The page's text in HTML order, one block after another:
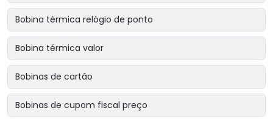
Bobina térmica relógio de ponto
Bobina térmica valor
Bobinas de cartão
Bobinas de cupom fiscal preço